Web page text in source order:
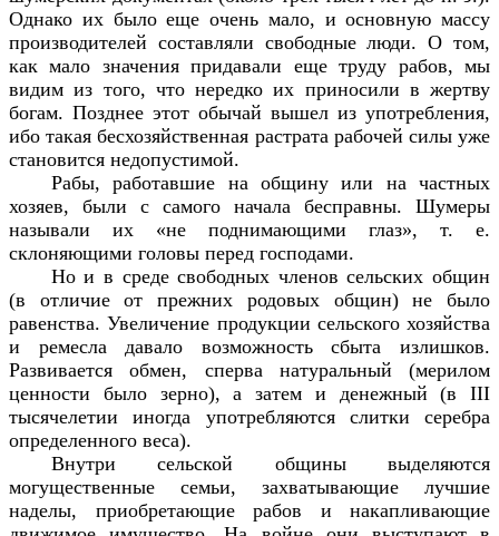
Однако их было еще очень мало, и основную массу
производителей составляли свободные люди. О том,
как мало значения придавали еще труду рабов, мы
видим из того, что нередко их приносили в жертву
богам. Позднее этот обычай вышел из употребления,
ибо такая бесхозяйственная растрата рабочей силы уже
становится недопустимой.
Рабы, работавшие на общину или на частных
хозяев, были с самого начала бесправны. Шумеры
называли их «не поднимающими глаз», т. е.
склоняющими головы перед господами.
Но и в среде свободных членов сельских общин
(в отличие от прежних родовых общин) не было
равенства. Увеличение продукции сельского хозяйства
и ремесла давало возможность сбыта излишков.
Развивается обмен, сперва натуральный (мерилом
ценности было зерно), а затем и денежный (в III
тысячелетии иногда употребляются слитки серебра
определенного веса).
Внутри сельской общины выделяются
могущественные семьи, захватывающие лучшие
наделы, приобретающие рабов и накапливающие